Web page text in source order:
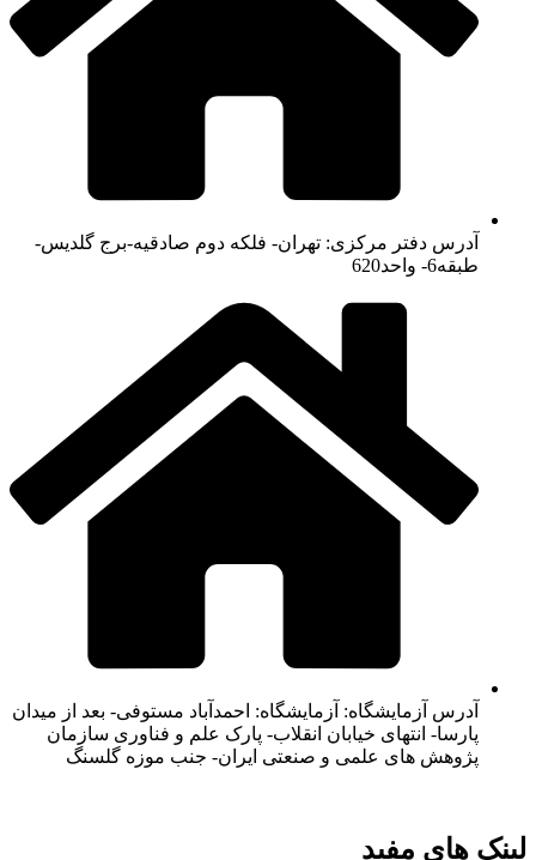
آدرس دفتر مرکزی: تهران- فلکه دوم صادقیه-برج گلدیس-
طبقه6- واحد620
آدرس آزمایشگاه: آزمایشگاه: احمدآباد مستوفی- بعد از میدان
پارسا- انتهای خیابان انقلاب- پارک علم و فناوری سازمان
پژوهش های علمی و صنعتی ایران- جنب موزه گلسنگ
لینک های مفید